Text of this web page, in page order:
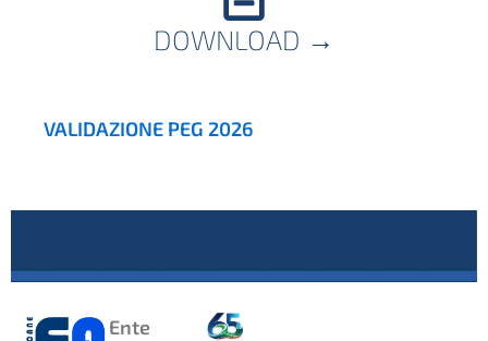
DOWNLOAD →
VALIDAZIONE PEG 2026
Ente